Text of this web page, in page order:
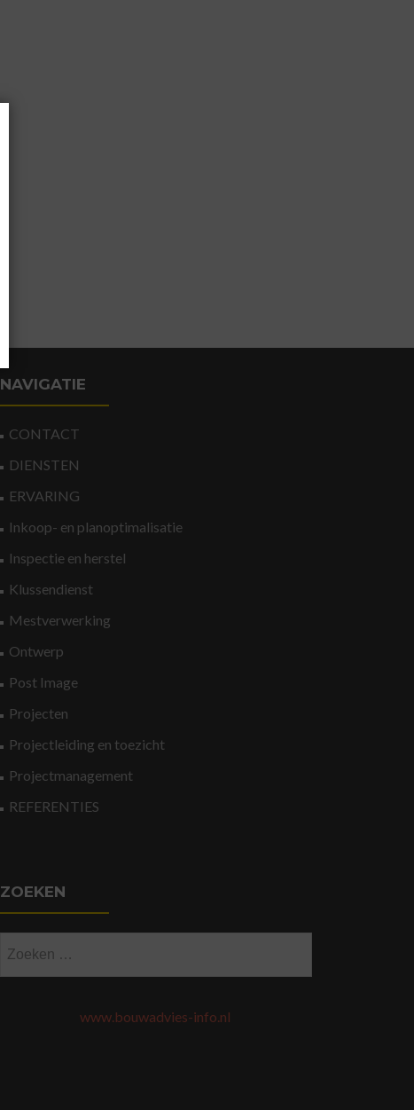
NAVIGATIE
CONTACT
DIENSTEN
ERVARING
Inkoop- en planoptimalisatie
Inspectie en herstel
Klussendienst
Mestverwerking
Ontwerp
Post Image
Projecten
Projectleiding en toezicht
Projectmanagement
REFERENTIES
ZOEKEN
naar:
www.bouwadvies-info.nl